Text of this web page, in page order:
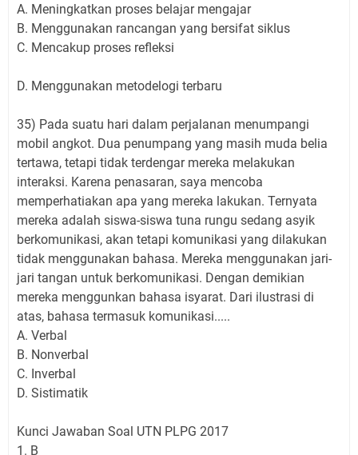
A. Meningkatkan proses belajar mengajar
B. Menggunakan rancangan yang bersifat siklus
C. Mencakup proses refleksi
D. Menggunakan metodelogi terbaru
35) Pada suatu hari dalam perjalanan menumpangi
mobil angkot. Dua penumpang yang masih muda belia
tertawa, tetapi tidak terdengar mereka melakukan
interaksi. Karena penasaran, saya mencoba
memperhatiakan apa yang mereka lakukan. Ternyata
mereka adalah siswa-siswa tuna rungu sedang asyik
berkomunikasi, akan tetapi komunikasi yang dilakukan
tidak menggunakan bahasa. Mereka menggunakan jari-
jari tangan untuk berkomunikasi. Dengan demikian
mereka menggunkan bahasa isyarat. Dari ilustrasi di
atas, bahasa termasuk komunikasi.....
A. Verbal
B. Nonverbal
C. Inverbal
D. Sistimatik
Kunci Jawaban Soal UTN PLPG 2017
1. B